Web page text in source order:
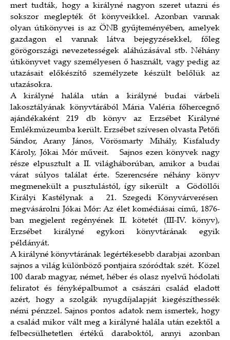
mert tudták, hogy a királyné nagyon szeret utazni és
sokszor meglepték őt könyveikkel. Azonban vannak
olyan útikönyvei is az ÖNB gyűjteményében, amelyek
gazdagon el vannak látva bejegyzésekkel, főleg
görögországi nevezetességek aláhúzásával stb. Néhány
útikönyvet vagy személyesen ő használt, vagy pedig az
utazásait előkészítő személyzete készült belőlük az
utazásokra.
A királyné halála után a királyné budai várbeli
lakosztályának könyvtárából Mária Valéria főhercegnő
ajándékaként 219 db könyv az Erzsébet Királyné
Emlékmúzeumba került. Erzsébet szívesen olvasta Petőfi
Sándor, Arany János, Vörösmarty Mihály, Kisfaludy
Károly, Jókai Mór műveit. Sajnos ezen könyvek nagy
része elpusztult a II. világháborúban, amikor a budai
várat súlyos találat érte. Szerencsére néhány könyv
megmenekült a pusztulástól, így sikerült a Gödöllői
Királyi Kastélynak a 21. Szegedi Könyvárverésen
megvásárolni Jókai Mór: Az élet komédiásai című, 1876-
ban megjelent regényének II. kötetét (III-IV. könyv),
Erzsébet királyné egykori könyvtárának egyik
példányát.
A királyné könyvtárának legértékesebb darabjai azonban
sajnos a világ különböző pontjaira szóródtak szét. Közel
100 darab magyar, német, héber és olasz nyelvű hódolati
feliratot és fényképalbumot a császári család eladott
azért, hogy a szolgák nyugdíjalapját kiegészíthessék
némi pénzzel. Sajnos pontos adatok nem ismertek, hogy
a család mikor vált meg a királyné halála után ezektől a
felbecsülhetetlen értékű daraboktól, annyi azonban